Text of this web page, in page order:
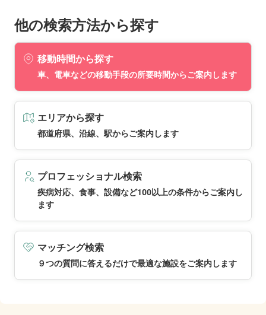
他の検索方法から探す
移動時間から探す
車、電車などの移動手段の所要時間からご案内します
エリアから探す
都道府県、沿線、駅からご案内します
プロフェッショナル検索
疾病対応、食事、設備など100以上の条件からご案内し
ます
マッチング検索
９つの質問に答えるだけで最適な施設をご案内します